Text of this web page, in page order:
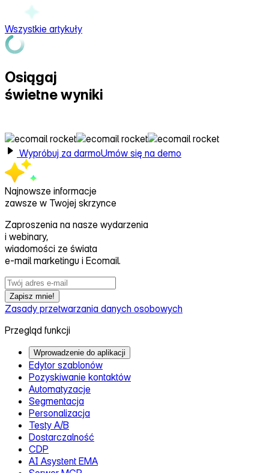
Wszystkie artykuły
Osiągaj
świetne wyniki
Wypróbuj za darmoUmów się na demo
Najnowsze informacje
zawsze w Twojej skrzynce
Zaproszenia na nasze wydarzenia
i webinary,
wiadomości ze świata
e‑mail marketingu i Ecomail.
Zapisz mnie!
Zasady przetwarzania danych osobowych
Przegląd funkcji
Wprowadzenie do aplikacji
Edytor szablonów
Pozyskiwanie kontaktów
Automatyzacje
Segmentacja
Personalizacja
Testy A/B
Dostarczalność
CDP
AI Asystent EMA